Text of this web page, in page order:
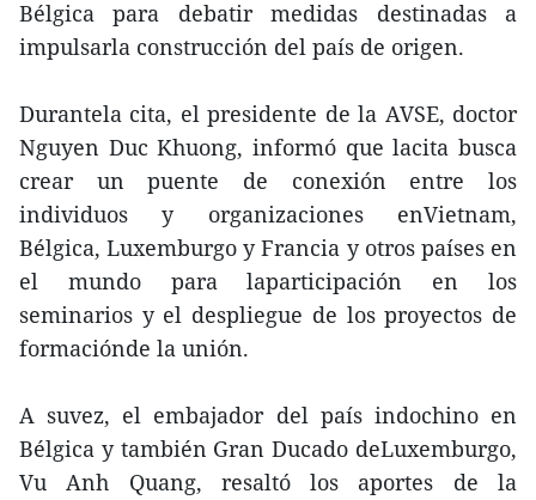
Bélgica para debatir medidas destinadas a
impulsarla construcción del país de origen.
Durantela cita, el presidente de la AVSE, doctor
Nguyen Duc Khuong, informó que lacita busca
crear un puente de conexión entre los
individuos y organizaciones enVietnam,
Bélgica, Luxemburgo y Francia y otros países en
el mundo para laparticipación en los
seminarios y el despliegue de los proyectos de
formaciónde la unión.
A suvez, el embajador del país indochino en
Bélgica y también Gran Ducado deLuxemburgo,
Vu Anh Quang, resaltó los aportes de la